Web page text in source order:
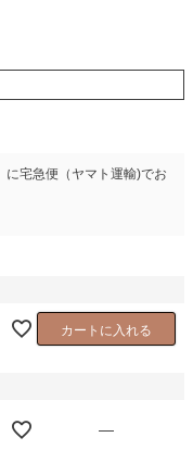
に宅急便（ヤマト運輸)でお
カートに入れる
—